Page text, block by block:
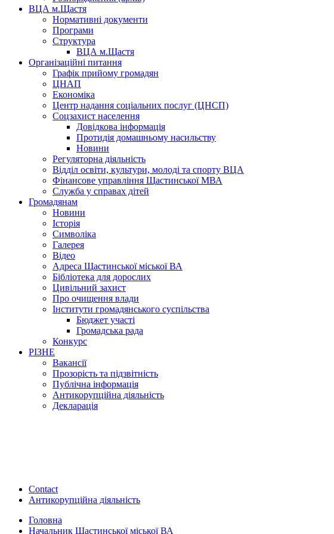
ВЦА м.Щастя
Нормативні документи
Програми
Структура
ВЦА м.Щастя
Організаційні питання
Графік прийому громадян
ЦНАП
Економіка
Центр надання соціальних послуг (ЦНСП)
Соцзахист населення
Довідкова інформація
Протидія домашньому насильству
Новини
Регуляторна діяльність
Відділ освіти, культури, молоді та спорту ВЦА
Фінансове управління Щастинської МВА
Служба у справах дітей
Громадянам
Новини
Історія
Символіка
Галерея
Відео
Адреса Щастинської міської ВА
Бібліотека для дорослих
Цивільний захист
Про очищення влади
Інститути громадянського суспільства
Бюджет участі
Громадська рада
Конкурс
РІЗНЕ
Вакансії
Прозорість та підзвітність
Публічна інформація
Антикорупційна діяльність
Декларація
Contact
Антикорупційна діяльність
Головна
Начальник Щастинської міської ВА